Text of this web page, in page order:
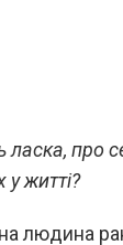
ласка, про
житті?
людина